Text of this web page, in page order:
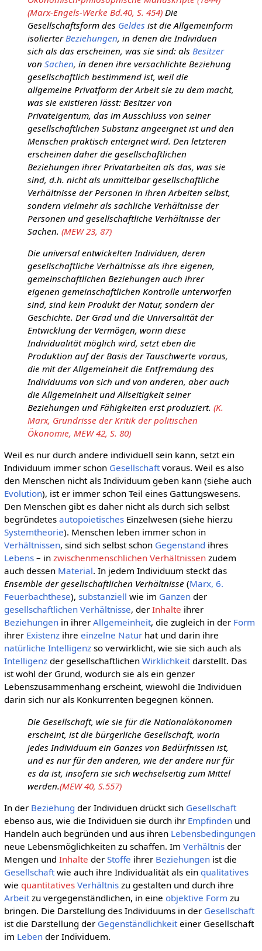
(Marx-Engels-Werke Bd.40, S. 454)Die
Gesellschaftsform des Geldes ist die Allgemeinform
isolierterBeziehungen, in denen die Individuen
sich als das erscheinen, was sie sind: als Besitzer
von Sachen, in denen ihre versachlichte Beziehung
gesellschaftlich bestimmend ist, weil die
allgemeine Privatform der Arbeit sie zu dem macht,
was sie existieren lässt: Besitzer von
Privateigentum, das im Ausschluss von seiner
gesellschaftlichen Substanz angeeignet ist und den
Menschen praktisch enteignet wird. Den letzteren
erscheinen daher die gesellschaftlichen
Beziehungen ihrer Privatarbeiten als das, was sie
sind, d.h. nicht als unmittelbar gesellschaftliche
Verhältnisse der Personen in ihren Arbeiten selbst,
sondern vielmehr als sachliche Verhältnisse der
Personen und gesellschaftliche Verhältnisse der
Sachen. (MEW 23, 87)
Die universal entwickelten Individuen, deren
gesellschaftliche Verhältnisse als ihre eigenen,
gemeinschaftlichen Beziehungen auch ihrer
eigenen gemeinschaftlichen Kontrolle unterworfen
sind, sind kein Produkt der Natur, sondern der
Geschichte. Der Grad und die Universalität der
Entwicklung der Vermögen, worin diese
Individualität möglich wird, setzt eben die
Produktion auf der Basis der Tauschwerte voraus,
die mit der Allgemeinheit die Entfremdung des
Individuums von sich und von anderen, aber auch
die Allgemeinheit und Allseitigkeit seiner
Beziehungen und Fähigkeiten erst produziert. (K.
Marx, Grundrisse der Kritik der politischen
Ökonomie, MEW 42, S. 80)
Weil es nur durch andere individuell sein kann, setzt ein
Individuum immer schon Gesellschaftvoraus. Weil es also
den Menschen nicht als Individuum geben kann (siehe auch
Evolution), ist er immer schon Teil eines Gattungswesens.
Den Menschen gibt es daher nicht als durch sich selbst
begründetes autopoietischesEinzelwesen (siehe hierzu
Systemtheorie). Menschen leben immer schon in
Verhältnissen, sind sich selbst schon Gegenstand ihres
Lebens– in zwischenmenschlichen Verhältnissenzudem
auch dessen Material. In jedem Individuum steckt das
Ensemble der gesellschaftlichen Verhältnisse (Marx, 6.
Feuerbachthese), substanziell wie im Ganzender
gesellschaftlichen Verhältnisse, der Inhalte ihrer
Beziehungenin ihrer Allgemeinheit, die zugleich in der Form
ihrer Existenzihre einzelne Naturhat und darin ihre
natürliche Intelligenzso verwirklicht, wie sie sich auch als
Intelligenzder gesellschaftlichen Wirklichkeitdarstellt. Das
ist wohl der Grund, wodurch sie als ein genzer
Lebenszusammenhang erscheint, wiewohl die Individuen
darin sich nur als Konkurrenten begegnen können.
Die Gesellschaft, wie sie für die Nationalökonomen
erscheint, ist die bürgerliche Gesellschaft, worin
jedes Individuum ein Ganzes von Bedürfnissen ist,
und es nur für den anderen, wie der andere nur für
es da ist, insofern sie sich wechselseitig zum Mittel
werden.(MEW 40, S.557)
In der Beziehung der Individuen drückt sich Gesellschaft
ebenso aus, wie die Individuen sie durch ihr Empfindenund
Handeln auch begründen und aus ihren Lebensbedingungen
neue Lebensmöglichkeiten zu schaffen. Im Verhältnisder
Mengen und Inhalte der Stoffe ihrer Beziehungenist die
Gesellschaftwie auch ihre Individualität als ein qualitatives
wie quantitatives Verhältniszu gestalten und durch ihre
Arbeitzu vergegenständlichen, in eine objektive Form zu
bringen. Die Darstellung des Individuums in der Gesellschaft
ist die Darstellung der Gegenständlichkeiteiner Gesellschaft
im Lebender Individuem.